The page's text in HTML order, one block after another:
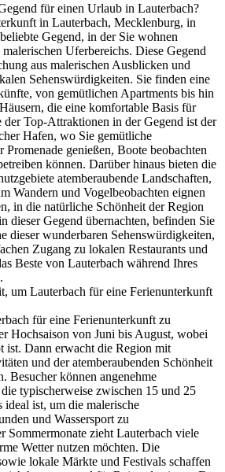
für einen Urlaub in Lauterbach?
in Lauterbach, Mecklenburg, in
Gegend, in der Sie wohnen
Uferbereichs. Diese Gegend
aus malerischen Ausblicken und
Sehenswürdigkeiten. Sie finden eine
von gemütlichen Apartments bis hin
die eine komfortable Basis für
Top-Attraktionen in der Gegend ist der
Hafen, wo Sie gemütliche
Promenade genießen, Boote beobachten
können. Darüber hinaus bieten die
atemberaubende Landschaften,
Wandern und Vogelbeobachten eignen
in die natürliche Schönheit der Region
dieser Gegend übernachten, befinden Sie
dieser wunderbaren Sehenswürdigkeiten,
Zugang zu lokalen Restaurants und
Beste von Lauterbach während Ihres
um Lauterbach für eine Ferienunterkunft
für eine Ferienunterkunft zu
Hochsaison von Juni bis August, wobei
ist. Dann erwacht die Region mit
und der atemberaubenden Schönheit
Besucher können angenehme
typischerweise zwischen 15 und 25
ist, um die malerische
und Wassersport zu
Sommermonate zieht Lauterbach viele
Wetter nutzen möchten. Die
lokale Märkte und Festivals schaffen